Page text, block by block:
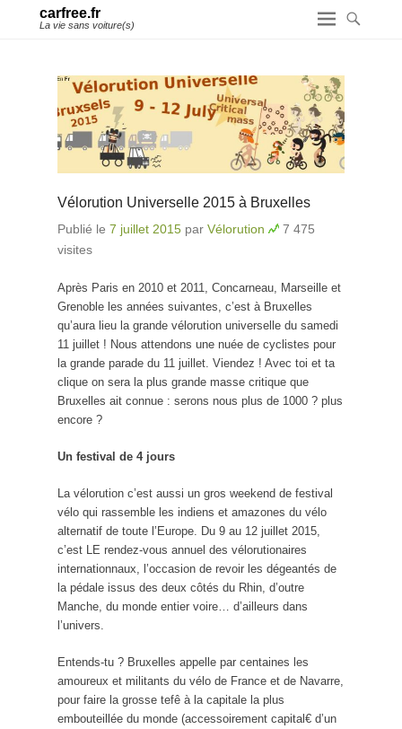
carfree.fr
La vie sans voiture(s)
Vélorution Universelle 2015 à Bruxelles
Publié le 7 juillet 2015 par Vélorution
7 475
visites
Après Paris en 2010 et 2011, Concarneau, Marseille et
Grenoble les années suivantes, c’est à Bruxelles
qu’aura lieu la grande vélorution universelle du samedi
11 juillet ! Nous attendons une nuée de cyclistes pour
la grande parade du 11 juillet. Viendez ! Avec toi et ta
clique on sera la plus grande masse critique que
Bruxelles ait connue : serons nous plus de 1000 ? plus
encore ?
Un festival de 4 jours
La vélorution c’est aussi un gros weekend de festival
vélo qui rassemble les indiens et amazones du vélo
alternatif de toute l’Europe. Du 9 au 12 juillet 2015,
c’est LE rendez-vous annuel des vélorutionaires
internationnaux, l’occasion de revoir les dégeantés de
la pédale issus des deux côtés du Rhin, d’outre
Manche, du monde entier voire… d’ailleurs dans
l’univers.
Entends-tu ? Bruxelles appelle par centaines les
amoureux et militants du vélo de France et de Navarre,
pour faire la grosse tefê à la capitale la plus
embouteillée du monde (accessoirement capital€ d’un